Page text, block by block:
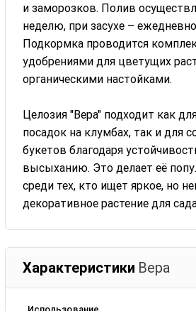
и заморозков. Полив
неделю, при засухе –
Подкормка проводится
удобрениями для цветущих
органическими настойками.
Целозия "Вера" подходит как
посадок на клумбах, так и для
букетов благодаря
высыханию. Это делает её
среди тех, кто ищет яркое, но
декоративное растение для
Характеристики Вера